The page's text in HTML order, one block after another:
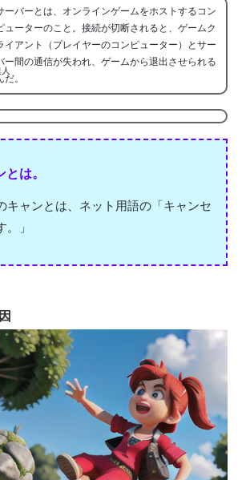
ーバーとは、オンラインゲームをホストするコン
ューターのこと。接続が切断されると、ゲームク
イアント（プレイヤーのコンピューター）とサー
ー間の通信が失われ、ゲームから退出させられる
だ。
は。
キャンとは、ネット用語の「キャンセ
」